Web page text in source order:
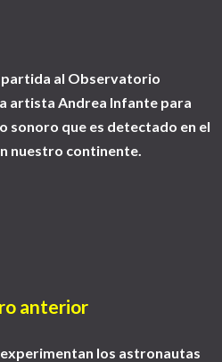
al Observatorio
artista Andrea Infante para
sonoro que es detectado en el
nuestro continente.
anterior
los astronautas